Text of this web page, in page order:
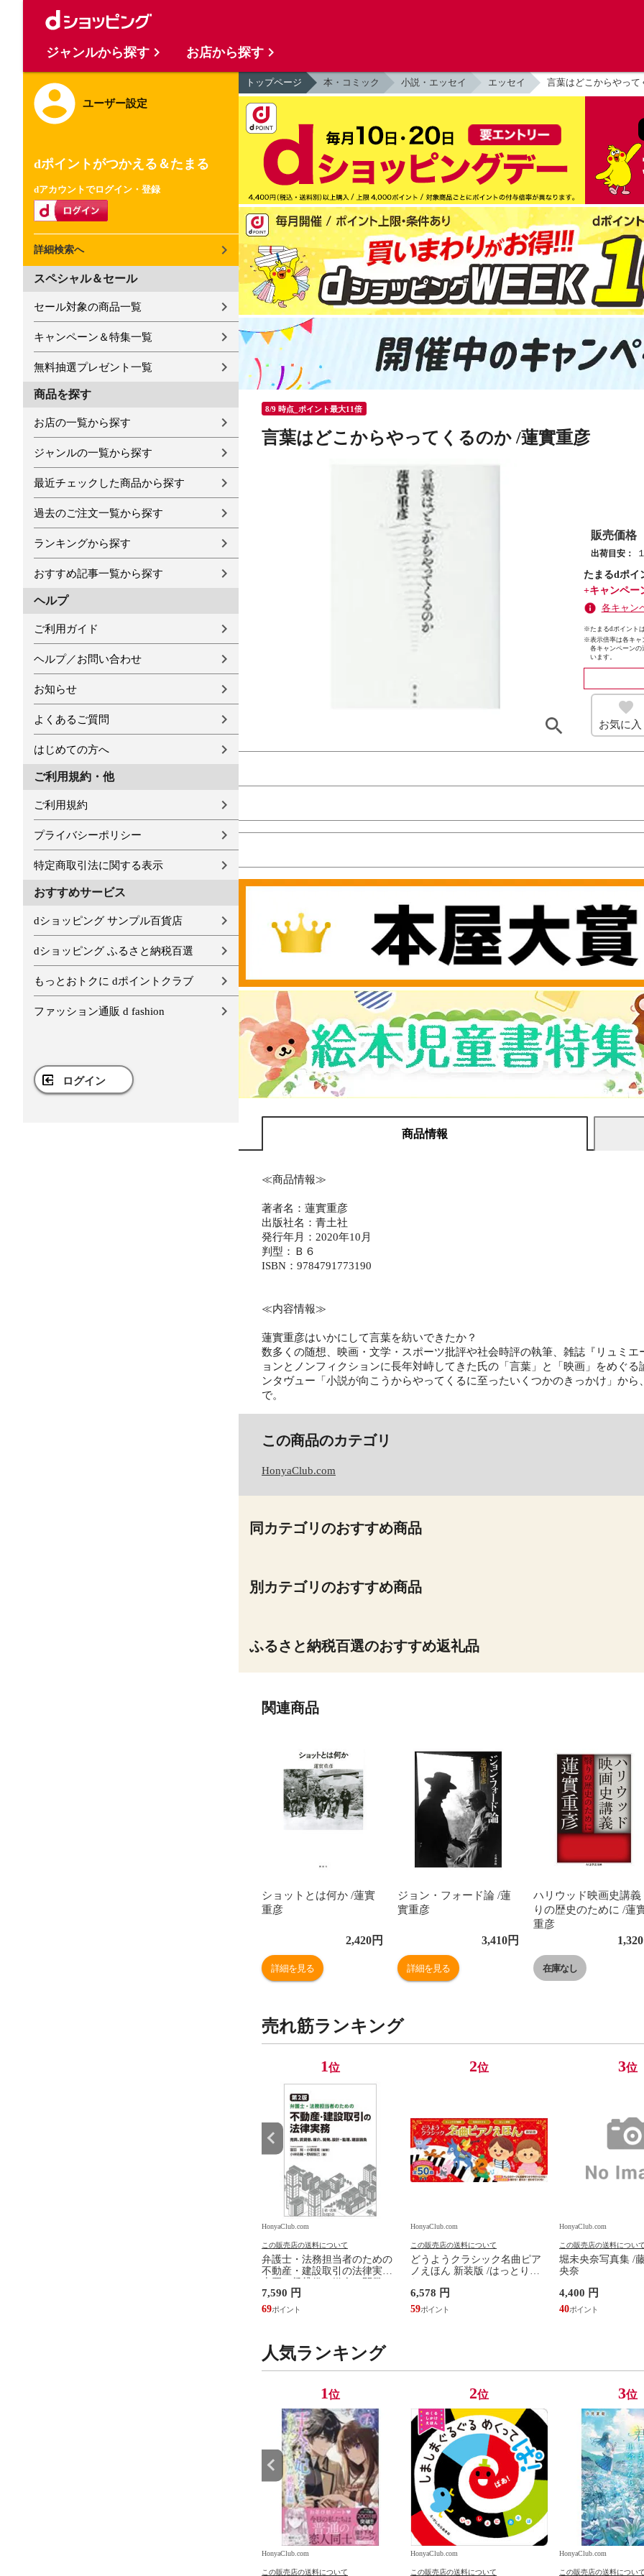
ユーザー設定
dポイントがつかえる＆たまる
dアカウントでログイン・登録
詳細検索へ
スペシャル＆セール
セール対象の商品一覧
キャンペーン＆特集一覧
無料抽選プレゼント一覧
商品を探す
お店の一覧から探す
ジャンルの一覧から探す
最近チェックした商品から探す
過去のご注文一覧から探す
ランキングから探す
おすすめ記事一覧から探す
ヘルプ
ご利用ガイド
ヘルプ／お問い合わせ
お知らせ
よくあるご質問
はじめての方へ
ご利用規約・他
ご利用規約
プライバシーポリシー
特定商取引法に関する表示
おすすめサービス
dショッピング サンプル百貨店
dショッピング ふるさと納税百選
もっとおトクに dポイントクラブ
ファッション通販 d fashion
ログイン
トップページ 本・コミック 小説・エッセイ エッセイ 言葉はどこからやって
8/9 時点_ポイント最大11倍
言葉はどこからやってくるのか /蓮實重彦
販売価格
出荷目安：
たまるdポイ
+キャンペー
各キャン
※たまるdポイント
※表示倍率は各キャ
各キャンペーンの
います。
お気に入
商品情報
≪商品情報≫
著者名：蓮實重彦
出版社名：青土社
発行年月：2020年10月
判型：Ｂ６
ISBN：9784791773190
≪内容情報≫
蓮實重彦はいかにして言葉を紡いできたか？
数多くの随想、映画・文学・スポーツ批評や社会時評の執筆、雑誌『リュミ
ョンとノンフィクションに長年対峙してきた氏の「言葉」と「映画」をめぐ
ンタヴュー「小説が向こうからやってくるに至ったいくつかのきっかけ」か
で。
この商品のカテゴリ
HonyaClub.com
同カテゴリのおすすめ商品
別カテゴリのおすすめ商品
ふるさと納税百選のおすすめ返礼品
関連商品
ショットとは何か /蓮實
重彦
2,420円
詳細を見る
ジョン・フォード論 /蓮
實重彦
3,410円
詳細を見る
ハリウッド映画史講義
りの歴史のために /蓮
重彦
1,320
在庫なし
売れ筋ランキング
1位
HonyaClub.com
この販売店の送料について
弁護士・法務担当者のための
不動産・建設取引の法律実務
設計・監理、建設請負 第２版
/富田裕 小里佳嵩
7,590 円
69
2位
HonyaClub.com
この販売店の送料について
どうようクラシック名曲ピア
ノえほん 新装版 /はっとりな
ワコ
6,578 円
59
3位
HonyaClub.com
この販売店の送料につい
堀未央奈写真集 /
央奈
4,400 円
40
人気ランキング
1位
HonyaClub.com
この販売店の送料について
2位
HonyaClub.com
この販売店の送料について
3位
HonyaClub.com
この販売店の送料につい
ジャンルから探す お店から探す